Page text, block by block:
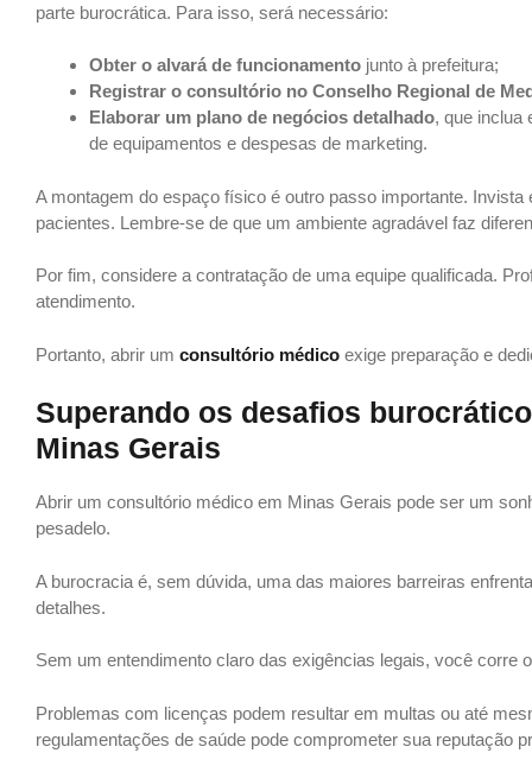
parte burocrática. Para isso, será necessário:
Obter o alvará de funcionamento junto à prefeitura;
Registrar o consultório no Conselho Regional de
Elaborar um plano de negócios detalhado, que inclua
de equipamentos e despesas de marketing.
A montagem do espaço físico é outro passo importante.
pacientes. Lembre-se de que um ambiente agradável faz
Por fim, considere a contratação de uma equipe qualificada.
atendimento.
Portanto, abrir um consultório médico exige preparação e
Superando os desafios
Minas Gerais
Abrir um consultório médico em Minas Gerais pode ser um
pesadelo.
A burocracia é, sem dúvida, uma das maiores barreiras
detalhes.
Sem um entendimento claro das exigências legais, você corre
Problemas com licenças podem resultar em multas ou até
regulamentações de saúde pode comprometer sua reputação